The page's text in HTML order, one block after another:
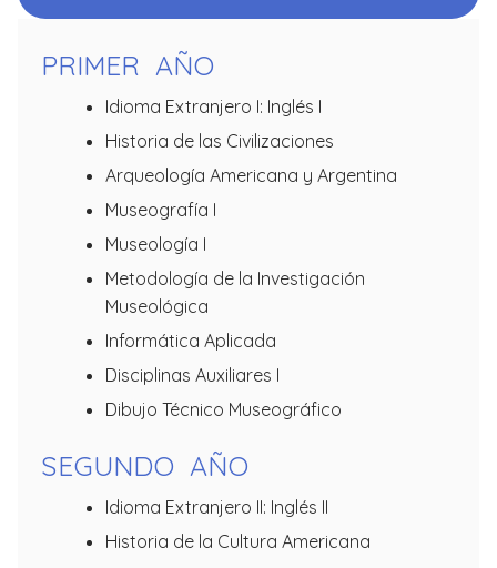
PRIMER AÑO
Idioma Extranjero I: Inglés I
Historia de las Civilizaciones
Arqueología Americana y Argentina
Museografía I
Museología I
Metodología de la Investigación
Museológica
Informática Aplicada
Disciplinas Auxiliares I
Dibujo Técnico Museográfico
SEGUNDO AÑO
Idioma Extranjero II: Inglés II
Historia de la Cultura Americana